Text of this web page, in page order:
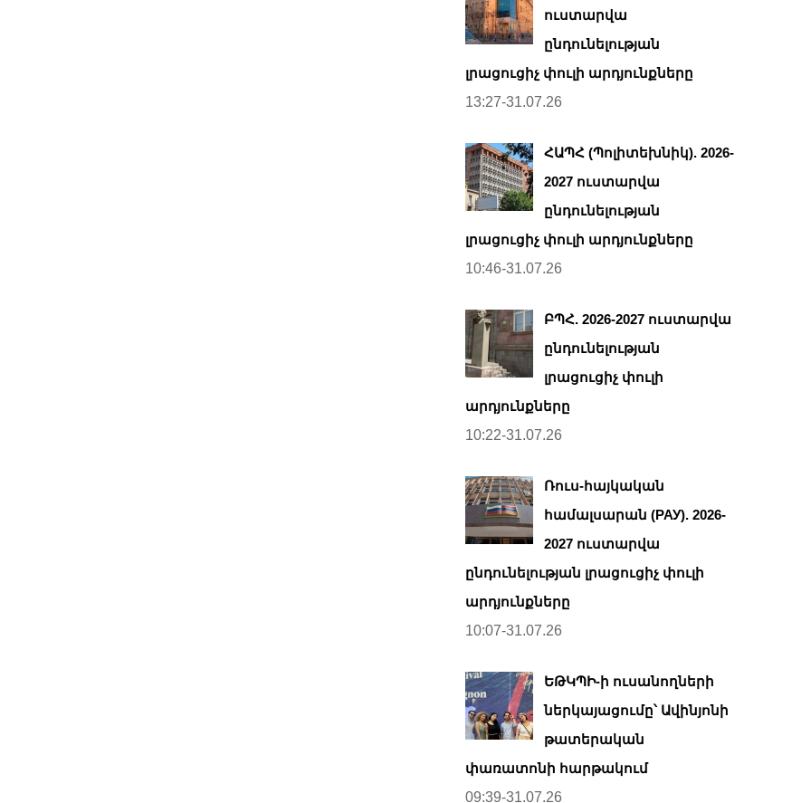
ուստարվա
ընդունելության
լրացուցիչ փուլի արդյունքները
13:27-31.07.26
ՀԱՊՀ (Պոլիտեխնիկ). 2026-
2027 ուստարվա
ընդունելության
լրացուցիչ փուլի արդյունքները
10:46-31.07.26
ԲՊՀ. 2026-2027 ուստարվա
ընդունելության
լրացուցիչ փուլի
արդյունքները
10:22-31.07.26
Ռուս-հայկական
համալսարան (РАУ). 2026-
2027 ուստարվա
ընդունելության լրացուցիչ փուլի
արդյունքները
10:07-31.07.26
ԵԹԿՊԻ-ի ուսանողների
ներկայացումը՝ Ավինյոնի
թատերական
փառատոնի հարթակում
09:39-31.07.26